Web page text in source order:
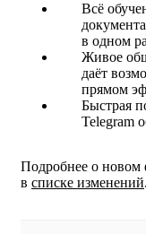
Всё
в одном
Живое
даёт
прямом
Быстрая
Telegram
Подробнее о новом
в списке изменений.